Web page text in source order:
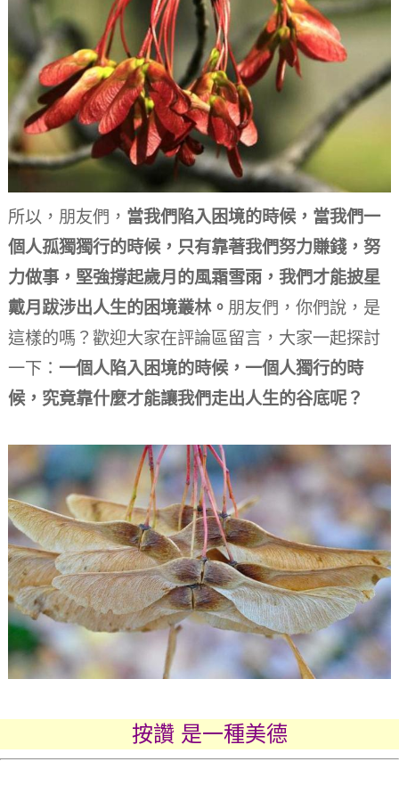
所以，朋友們， 當我們陷入困境的時候，當我們一
個人孤獨獨行的時候，只有靠著我們努力賺錢，努
力做事，堅強撐起歲月的風霜雪雨，我們才能披星
戴月跋涉出人生的困境叢林。 朋友們，你們說，是
這樣的嗎？ 歡迎大家在評論區留言，大家一起探討
一下： 一個人陷入困境的時候，一個人獨行的時
候，究竟靠什麼才能讓我們走出人生的谷底呢？
按讚 是一種美德